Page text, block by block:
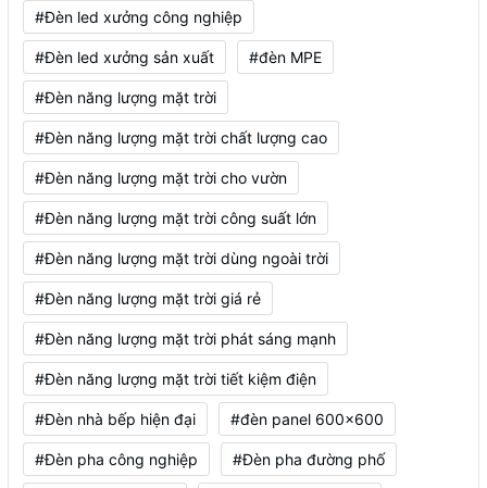
#Đèn led xưởng công nghiệp
#Đèn led xưởng sản xuất #đèn MPE
#Đèn năng lượng mặt trời
#Đèn năng lượng mặt trời chất lượng cao
#Đèn năng lượng mặt trời cho vườn
#Đèn năng lượng mặt trời công suất lớn
#Đèn năng lượng mặt trời dùng ngoài trời
#Đèn năng lượng mặt trời giá rẻ
#Đèn năng lượng mặt trời phát sáng mạnh
#Đèn năng lượng mặt trời tiết kiệm điện
#Đèn nhà bếp hiện đại #đèn panel 600x600
#Đèn pha công nghiệp #Đèn pha đường phố